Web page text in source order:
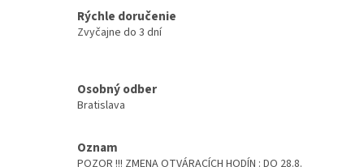
Rýchle doručenie
Zvyčajne do 3 dní
Osobný odber
Bratislava
Oznam